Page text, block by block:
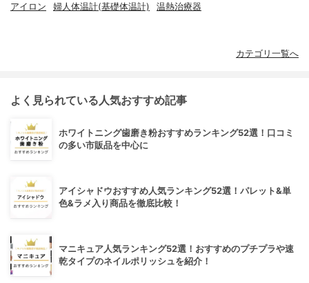
アイロン 婦人体温計(基礎体温計) 温熱治療器
カテゴリ一覧へ
よく見られている人気おすすめ記事
ホワイトニング歯磨き粉おすすめランキング52選！口コミ
の多い市販品を中心に
アイシャドウおすすめ人気ランキング52選！パレット&単
色&ラメ入り商品を徹底比較！
マニキュア人気ランキング52選！おすすめのプチプラや速
乾タイプのネイルポリッシュを紹介！